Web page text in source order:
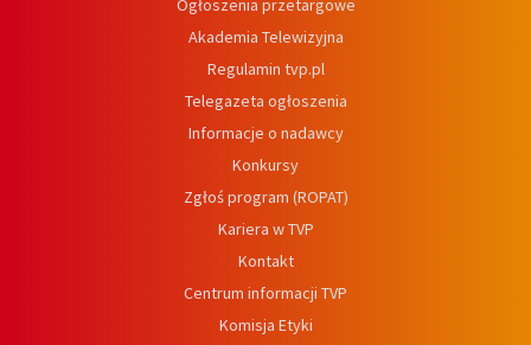
Ogłoszenia przetargowe
Akademia Telewizyjna
Regulamin tvp.pl
Telegazeta ogłoszenia
Informacje o nadawcy
Konkursy
Zgłoś program (ROPAT)
Kariera w TVP
Kontakt
Centrum informacji TVP
Komisja Etyki